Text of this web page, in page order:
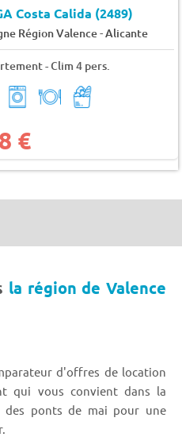
Costa Calida (2489)
Région Valence-Alicante
- Clim 4 pers.
€
la région de Valence
d'offres de location
qui vous convient dans la
des ponts de mai pour une